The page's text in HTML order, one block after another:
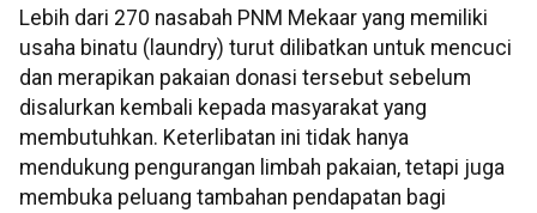
Lebih dari 270 nasabah PNM Mekaar yang memiliki
usaha binatu (laundry) turut dilibatkan untuk mencuci
dan merapikan pakaian donasi tersebut sebelum
disalurkan kembali kepada masyarakat yang
membutuhkan. Keterlibatan ini tidak hanya
mendukung pengurangan limbah pakaian, tetapi juga
membuka peluang tambahan pendapatan bagi